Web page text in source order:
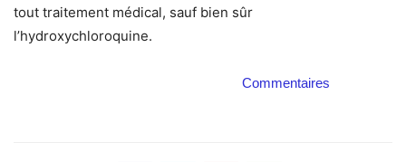
tout traitement médical, sauf bien sûr
l’hydroxychloroquine.
Commentaires